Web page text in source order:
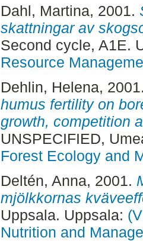
Dahl, Martina, 2001.
skattningar av
Second cycle, A1E.
Resource
Dehlin, Helena,
humus fertility on
growth, competition
UNSPECIFIED,
Forest Ecology and
Deltén, Anna, 2001.
mjölkkornas
Uppsala. Uppsala:
Nutrition and